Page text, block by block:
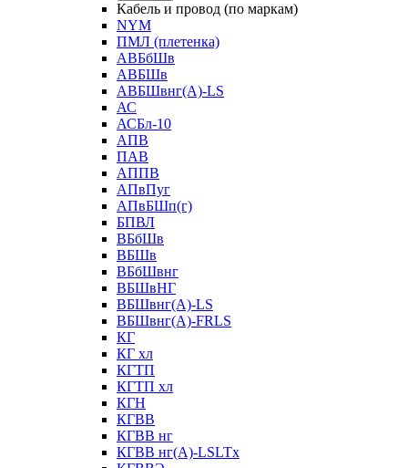
Кабель и провод (по маркам)
NYM
ПМЛ (плетенка)
АВБбШв
АВБШв
АВБШвнг(А)-LS
АС
АСБл-10
АПВ
ПАВ
АППВ
АПвПуг
АПвБШп(г)
БПВЛ
ВБбШв
ВБШв
ВБбШвнг
ВБШвНГ
ВБШвнг(А)-LS
ВБШвнг(А)-FRLS
КГ
КГ хл
КГТП
КГТП хл
КГН
КГВВ
КГВВ нг
КГВВ нг(А)-LSLTx